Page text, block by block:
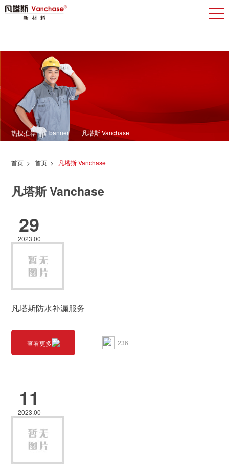
热搜推荐 banner 凡塔斯 Vanchase
首页 >首页 > 凡塔斯 Vanchase
凡塔斯 Vanchase
29
2023.00
凡塔斯防水补漏服务
查看更多 236
11
2023.00